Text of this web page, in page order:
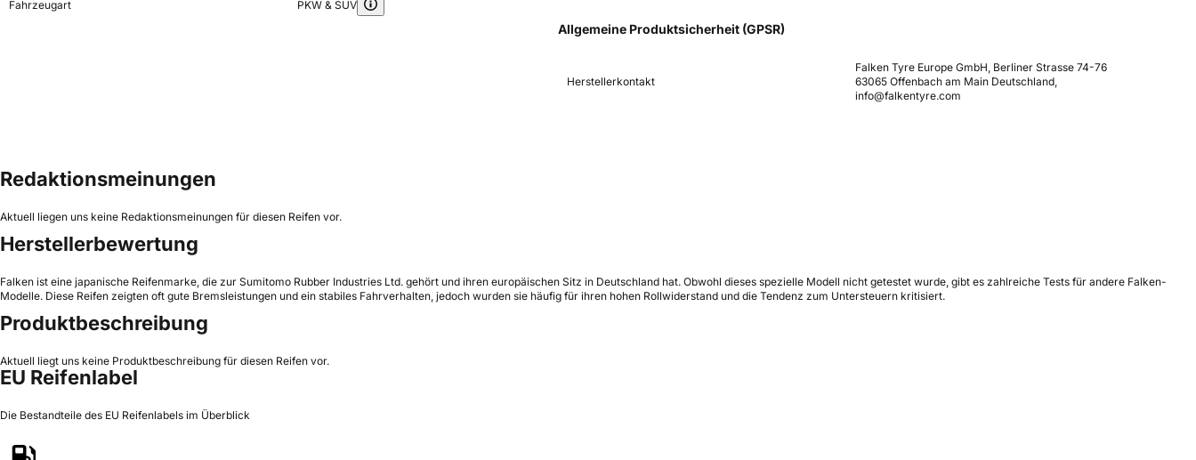
Fahrzeugart PKW & SUV
Allgemeine Produktsicherheit (GPSR)
Herstellerkontakt
Falken Tyre Europe GmbH, Berliner Strasse 74-76
63065 Offenbach am Main Deutschland,
info@falkentyre.com
Redaktionsmeinungen
Aktuell liegen uns keine Redaktionsmeinungen für diesen Reifen vor.
Herstellerbewertung
Falken ist eine japanische Reifenmarke, die zur Sumitomo Rubber Industries Ltd. gehört und ihren europäischen Sitz in Deutschland hat. Obwohl dieses spezielle Modell nicht getestet wurde, gibt es zahlreiche Tests für andere Falken-
Modelle. Diese Reifen zeigten oft gute Bremsleistungen und ein stabiles Fahrverhalten, jedoch wurden sie häufig für ihren hohen Rollwiderstand und die Tendenz zum Untersteuern kritisiert.
Produktbeschreibung
Aktuell liegt uns keine Produktbeschreibung für diesen Reifen vor.
EU Reifenlabel
Die Bestandteile des EU Reifenlabels im Überblick